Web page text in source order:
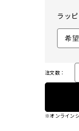
ラッ
注文数：
※オンライン